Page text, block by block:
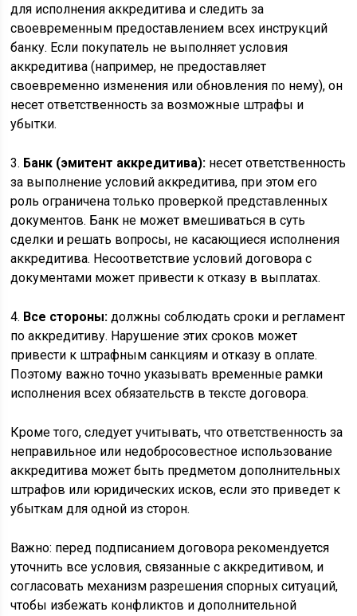
для исполнения аккредитива и следить за
своевременным предоставлением всех инструкций
банку. Если покупатель не выполняет условия
аккредитива (например, не предоставляет
своевременно изменения или обновления по нему), он
несет ответственность за возможные штрафы и
убытки.
3. Банк (эмитент аккредитива): несет ответственность
за выполнение условий аккредитива, при этом его
роль ограничена только проверкой представленных
документов. Банк не может вмешиваться в суть
сделки и решать вопросы, не касающиеся исполнения
аккредитива. Несоответствие условий договора с
документами может привести к отказу в выплатах.
4. Все стороны: должны соблюдать сроки и регламент
по аккредитиву. Нарушение этих сроков может
привести к штрафным санкциям и отказу в оплате.
Поэтому важно точно указывать временные рамки
исполнения всех обязательств в тексте договора.
Кроме того, следует учитывать, что ответственность за
неправильное или недобросовестное использование
аккредитива может быть предметом дополнительных
штрафов или юридических исков, если это приведет к
убыткам для одной из сторон.
Важно: перед подписанием договора рекомендуется
уточнить все условия, связанные с аккредитивом, и
согласовать механизм разрешения спорных ситуаций,
чтобы избежать конфликтов и дополнительной